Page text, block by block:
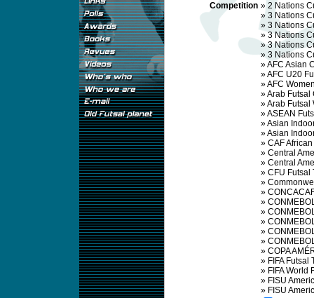
Competition » 2 Nations
» 3 Nations
» 3 Nations
» 3 Nations
»3 Nations
» 3 Nations
»AFC Asian
»AFC U20
»AFC
»Arab Futsal
»Arab Futsal
»ASEAN
»Asian
»Asian
» CAF
» Central
» Central
» CFU Futsal
»
»
»
»
»
»
»
» COPA
» FIFA Futsal
» FIFA World
» FISU
» FISU